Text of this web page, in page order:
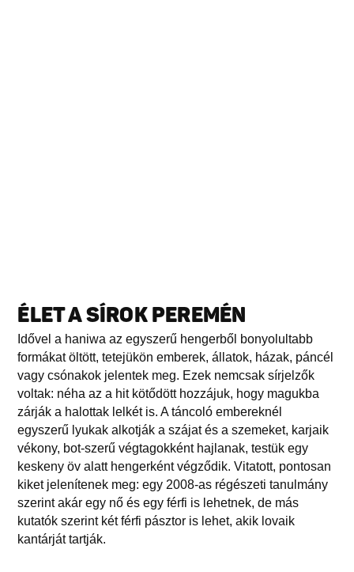
ÉLET A SÍROK PEREMÉN
Idővel a haniwa az egyszerű hengerből bonyolultabb
formákat öltött, tetejükön emberek, állatok, házak, páncél
vagy csónakok jelentek meg. Ezek nemcsak sírjelzők
voltak: néha az a hit kötődött hozzájuk, hogy magukba
zárják a halottak lelkét is. A táncoló embereknél
egyszerű lyukak alkotják a szájat és a szemeket, karjaik
vékony, bot-szerű végtagokként hajlanak, testük egy
keskeny öv alatt hengerként végződik. Vitatott, pontosan
kiket jelenítenek meg: egy 2008-as régészeti tanulmány
szerint akár egy nő és egy férfi is lehetnek, de más
kutatók szerint két férfi pásztor is lehet, akik lovaik
kantárját tartják.